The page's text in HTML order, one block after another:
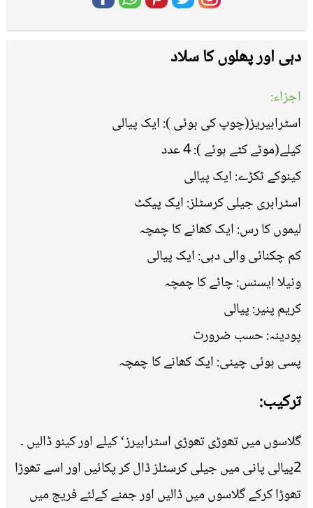
دہی اور پھلوں کا سلاد
اجزاء:
اسٹرابیریز(چوپ کی ہوئی ): ایک پیالی
کیلے(موٹے کٹے ہوئے ): 4 عدد
کینوکے ٹکڑے: ایک پیالی
اسٹرابری جیلی کرسٹلز: ایک پیکٹ
لیموں کا رس: ایک کھانے کا چمچہ
کم چکنائی والی دہی: ایک پیالی
ونیلا ایسنس: چائے کا چمچہ
کریم پنیر: پیالی
پودینہ: حسب ضرورت
پسی ہوئی چینی: ایک کھانے کا چمچہ
ترکیب:
گلاسوں میں تھوڑی تھوڑی اسٹرابیرز‘ کیلے اور کینو ڈالیں ۔
2پیالی پانی میں جیلی کرسٹلز ڈال کر پکائیں اور اسے تھوڑا
تھوڑا کرکے گلاسوں میں ڈالیں اور جمنے کےلئے فریج میں